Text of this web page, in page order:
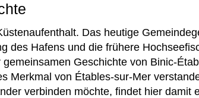
Das heutige
des Hafens und die frühere
Geschichte von Binic-
Merkmal von Étables-sur-Mer
verbinden möchte, findet hier damit